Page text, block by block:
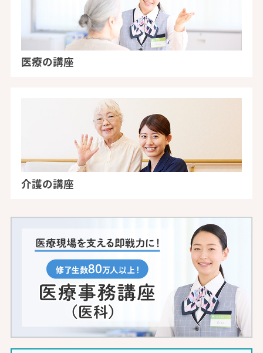
医療の講座
介護の講座